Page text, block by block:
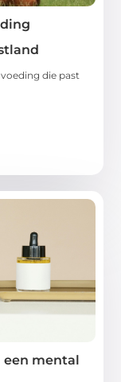
die past
mental